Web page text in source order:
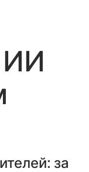
ИИ
за